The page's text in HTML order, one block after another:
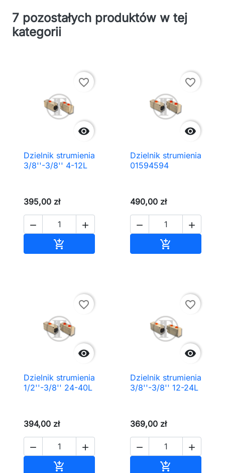
7 pozostałych produktów w tej
kategorii

favorite_border
Dzielnik strumienia
3/8''-3/8'' 4-12L
395,00 zł
 


favorite_border
Dzielnik strumienia
01594594
490,00 zł
 


favorite_border
Dzielnik strumienia
1/2''-3/8'' 24-40L
394,00 zł
 


favorite_border
Dzielnik strumienia
3/8''-3/8'' 12-24L
369,00 zł
 
